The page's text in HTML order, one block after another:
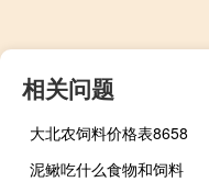
相关问题
大北农饲料价格表8658
泥鳅吃什么食物和饲料